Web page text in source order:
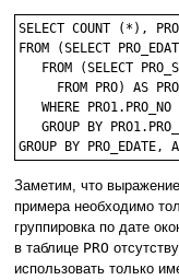
SELECT COUNT (*),
FROM (SELECT
FROM (SELECT
FROM PRO) AS
WHERE PRO1.PRO_NO
GROUP BY
Заметим, что выражение
примера необходимо
группировка по дате
в таблице PRO
использовать только